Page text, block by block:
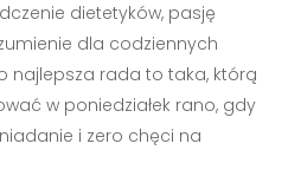
dietetyków, pasję
dla codziennych
najlepsza rada to taka, którą
w poniedziałek rano, gdy
i zero chęci na